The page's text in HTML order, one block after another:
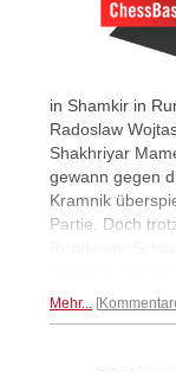
in Shamkir in
Radoslaw
Shakhriyar
gewann gegen
Kramnik
Partie. Doch
Mehr...